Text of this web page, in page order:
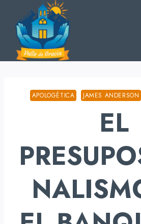
content
APOLOGÉTICA JAMES ANDERSON
EL